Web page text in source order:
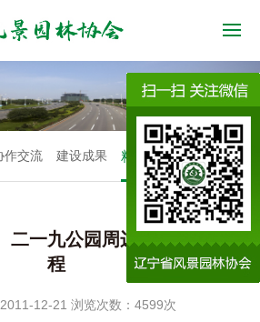
作交流 建设成果 精品展示
二一九公园周边基础绿地工
程
2011-12-21 浏览次数：4599次